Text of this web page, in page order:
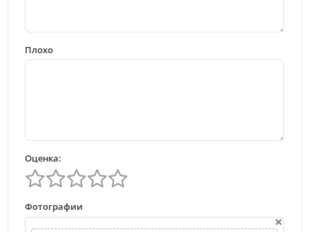
Плохо
Оценка:
Фотографии
×